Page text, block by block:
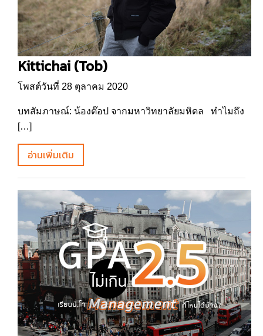
Kittichai (Tob)
โพสต์วันที่ 28 ตุลาคม 2020
บทสัมภาษณ์: น้องต๊อป จากมหาวิทยาลัยมหิดล ทำไมถึง
[…]
อ่านเพิ่มเติม